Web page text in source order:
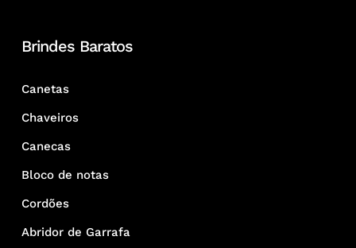
Brindes Baratos
Canetas
Chaveiros
Canecas
Bloco de notas
Cordões
Abridor de Garrafa